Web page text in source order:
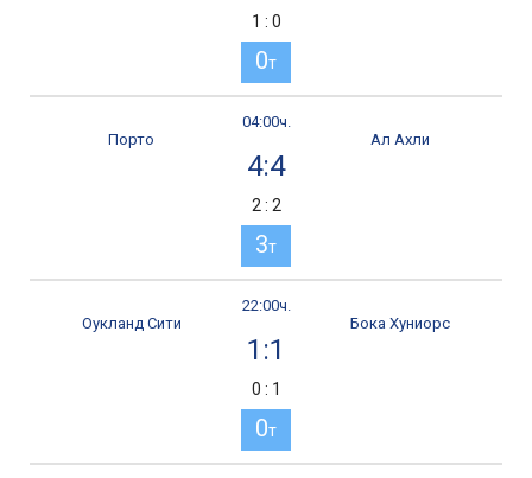
1 : 0
0т
04:00ч.
Порто
4:4
Ал Ахли
2 : 2
3т
22:00ч.
Оукланд Сити
1:1
Бока Хуниорс
0 : 1
0т